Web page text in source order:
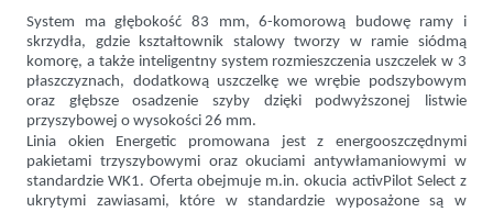
System ma głębokość 83 mm, 6-komorową budowę ramy i
skrzydła, gdzie kształtownik stalowy tworzy w ramie siódmą
komorę, a także inteligentny system rozmieszczenia uszczelek w 3
płaszczyznach, dodatkową uszczelkę we wrębie podszybowym
oraz głębsze osadzenie szyby dzięki podwyższonej listwie
przyszybowej o wysokości 26 mm.
Linia okien Energetic promowana jest z energooszczędnymi
pakietami trzyszybowymi oraz okuciami antywłamaniowymi w
standardzie WK1. Oferta obejmuje m.in. okucia activPilot Select z
ukrytymi zawiasami, które w standardzie wyposażone są w